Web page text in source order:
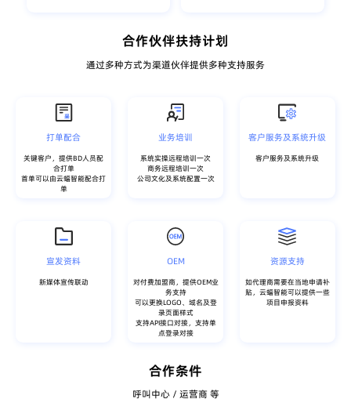
合作伙伴扶持计划
通过多种方式为渠道伙伴提供多种支持服务
打单配合
关键客户，提供BD人员配
合打单
首单可以由云蝠智能配合打
单
业务培训
系统实操远程培训一次
商务远程培训一次
公司文化及系统配置一次
客户服务及系统升级
客户服务及系统升级
宣发资料
新媒体宣传联动
OEM
对付费加盟商，提供OEM业
务支持
可以更换LOGO、域名及登
录页面样式
支持API接口对接，支持单
点登录对接
资源支持
如代理商需要在当地申请补
贴，云蝠智能可以提供一些
项目申报资料
合作条件
呼叫中心 / 运营商 等